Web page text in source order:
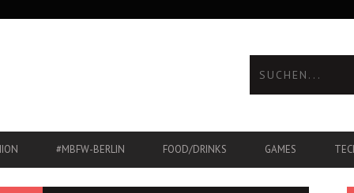
#MBFW-BERLIN FOOD/DRINKS GAMES